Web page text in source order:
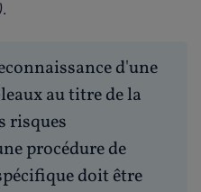
.
d'une
au titre de la
risques
procédure de
doit être